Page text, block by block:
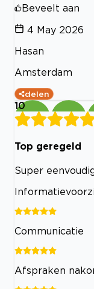
Beveelt aan
4 May 2026
Hasan
Amsterdam
delen
10
Top geregeld
Super
Communicatie
Afspraken